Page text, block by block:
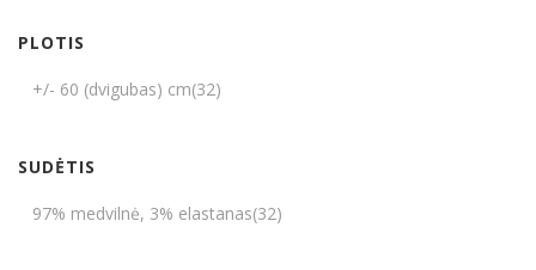
PLOTIS
+/- 60 (dvigubas) cm(32)
SUDĖTIS
97% medvilnė, 3% elastanas(32)